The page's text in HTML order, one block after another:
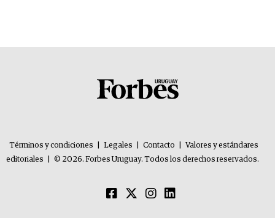
Términos y condiciones Legales Contacto
Valores y estándares
editoriales
© 2026. Forbes Uruguay. Todos los derechos reservados.